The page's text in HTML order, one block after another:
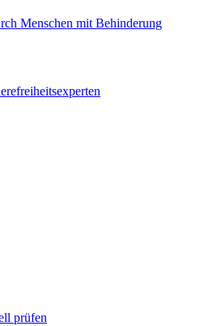
Menschen mit Behinderung
prüfen